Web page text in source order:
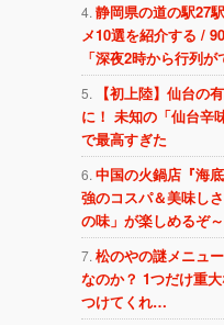
静岡県の道の駅27
メ10選を紹介する /
「深夜2時から行列
【初上陸】仙台の
に！ 未知の「仙台辛
で最高すぎた
中国の火鍋店『海
強のコスパ＆美味し
の味」が楽しめるぞ
松のやの謎メニュ
なのか？ 1つだけ重
つけてくれ…